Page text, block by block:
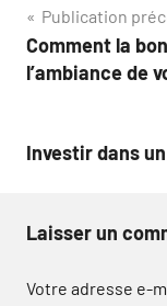
de
Publication
Comment la
l’ambiance de
Investir dans
Laisser un
Votre adresse e-